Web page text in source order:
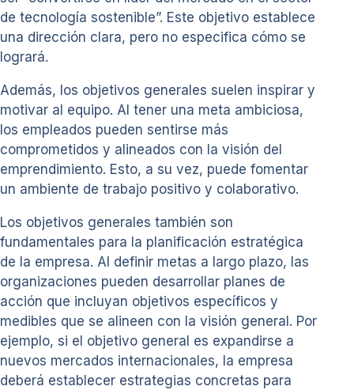
de tecnología sostenible”. Este objetivo establece
una dirección clara, pero no especifica cómo se
logrará.
Además, los objetivos generales suelen inspirar y
motivar al equipo. Al tener una meta ambiciosa,
los empleados pueden sentirse más
comprometidos y alineados con la visión del
emprendimiento. Esto, a su vez, puede fomentar
un ambiente de trabajo positivo y colaborativo.
Los objetivos generales también son
fundamentales para la planificación estratégica
de la empresa. Al definir metas a largo plazo, las
organizaciones pueden desarrollar planes de
acción que incluyan objetivos específicos y
medibles que se alineen con la visión general. Por
ejemplo, si el objetivo general es expandirse a
nuevos mercados internacionales, la empresa
deberá establecer estrategias concretas para